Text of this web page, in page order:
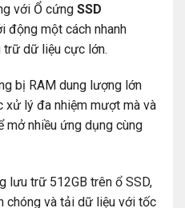
với Ổ cứng SSD
động một cách nhanh
trữ dữ liệu cực lớn.
bị RAM dung lượng lớn
xử lý đa nhiệm mượt mà và
mở nhiều ứng dụng cùng
lưu trữ 512GB trên ổ SSD,
chóng và tải dữ liệu với tốc